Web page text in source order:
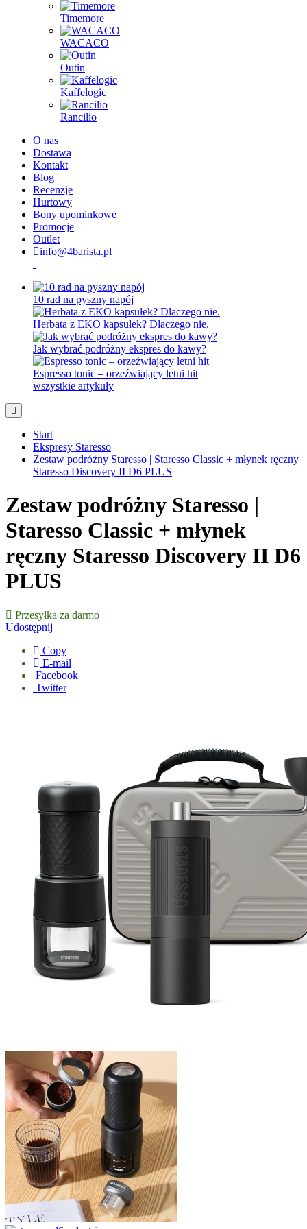
Timemore
WACACO
Outin
Kaffelogic
Rancilio
O nas
Dostawa
Kontakt
Blog
Recenzje
Hurtowy
Bony upominkowe
Promocje
Outlet
info@4barista.pl
10 rad na pyszny napój
Herbata z EKO kapsułek? Dlaczego nie.
Jak wybrać podróżny ekspres do kawy?
Espresso tonic – orzeźwiający letni hit
wszystkie artykuły
Start
Ekspresy Staresso
Zestaw podróżny Staresso | Staresso Classic + młynek ręczny
Staresso Discovery II D6 PLUS
Zestaw podróżny Staresso |
Staresso Classic + młynek
ręczny Staresso Discovery II D6
PLUS
Przesyłka za darmo
Udostępnij
Copy
E-mail
Facebook
Twitter